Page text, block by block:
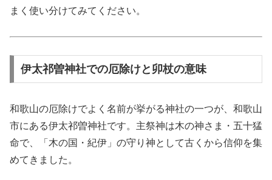
まく使い分けてみてください。
伊太祁曽神社での厄除けと卯杖の意味
和歌山の厄除けでよく名前が挙がる神社の一つが、和歌山
市にある伊太祁曽神社です。主祭神は木の神さま・五十猛
命で、「木の国・紀伊」の守り神として古くから信仰を集
めてきました。